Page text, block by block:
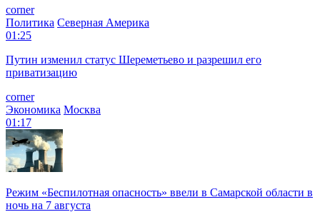
corner
Политика Северная Америка
01:25
Путин изменил статус Шереметьево и разрешил его
приватизацию
corner
Экономика Москва
01:17
Режим «Беспилотная опасность» ввели в Самарской области в
ночь на 7 августа